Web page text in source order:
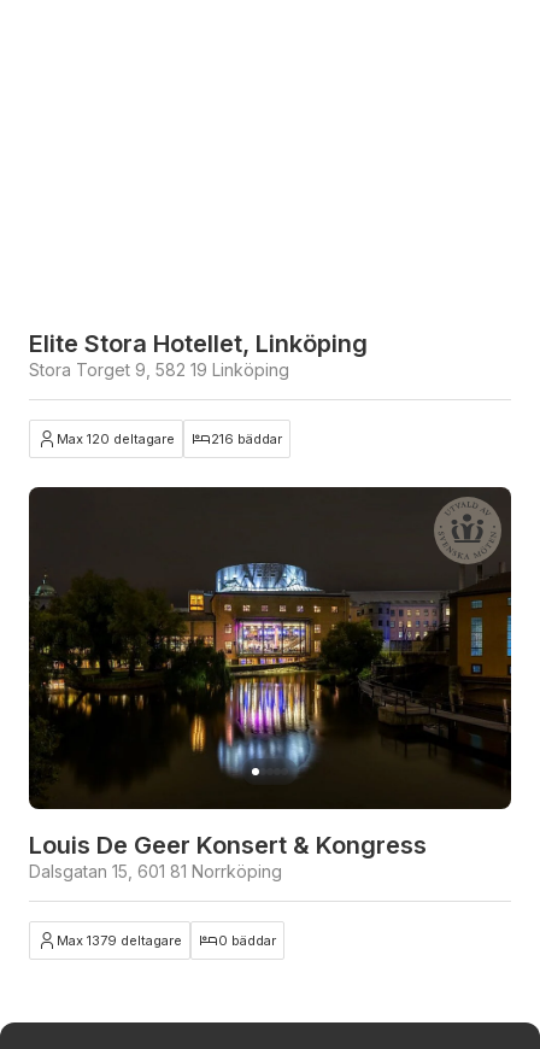
Elite Stora Hotellet, Linköping
Stora Torget 9, 582 19 Linköping
Max 120 deltagare 216 bäddar
Louis De Geer Konsert & Kongress
Dalsgatan 15, 601 81 Norrköping
Max 1379 deltagare 0 bäddar